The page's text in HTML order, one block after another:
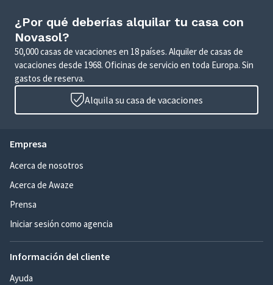
¿Por qué deberías alquilar tu casa con
Novasol?
50,000 casas de vacaciones en 18 países. Alquiler de casas de
vacaciones desde 1968. Oficinas de servicio en toda Europa. Sin
gastos de reserva.
Alquila su casa de vacaciones
Empresa
Acerca de nosotros
Acerca de Awaze
Prensa
Iniciar sesión como agencia
Información del cliente
Ayuda